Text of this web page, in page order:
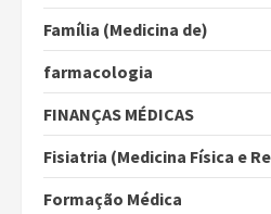
Família (Medicina de)
farmacologia
FINANÇAS MÉDICAS
Fisiatria (Medicina Física e
Formação Médica